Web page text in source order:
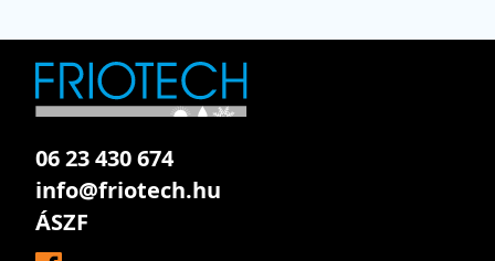
06 23 430 674
info@friotech.hu
ÁSZF